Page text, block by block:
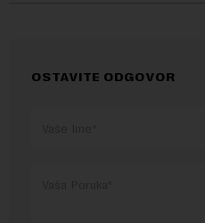
OSTAVITE ODGOVOR